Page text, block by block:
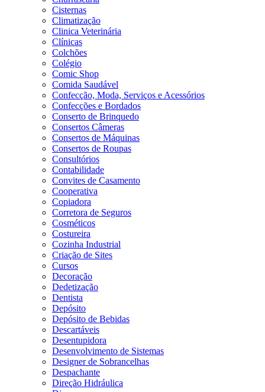
Cisternas
Climatização
Clinica Veterinária
Clínicas
Colchões
Colégio
Comic Shop
Comida Saudável
Confecção, Moda, Serviços e Acessórios
Confecções e Bordados
Conserto de Brinquedo
Consertos Câmeras
Consertos de Máquinas
Consertos de Roupas
Consultórios
Contabilidade
Convites de Casamento
Cooperativa
Copiadora
Corretora de Seguros
Cosméticos
Costureira
Cozinha Industrial
Criação de Sites
Cursos
Decoração
Dedetização
Dentista
Depósito
Depósito de Bebidas
Descartáveis
Desentupidora
Desenvolvimento de Sistemas
Designer de Sobrancelhas
Despachante
Direção Hidráulica